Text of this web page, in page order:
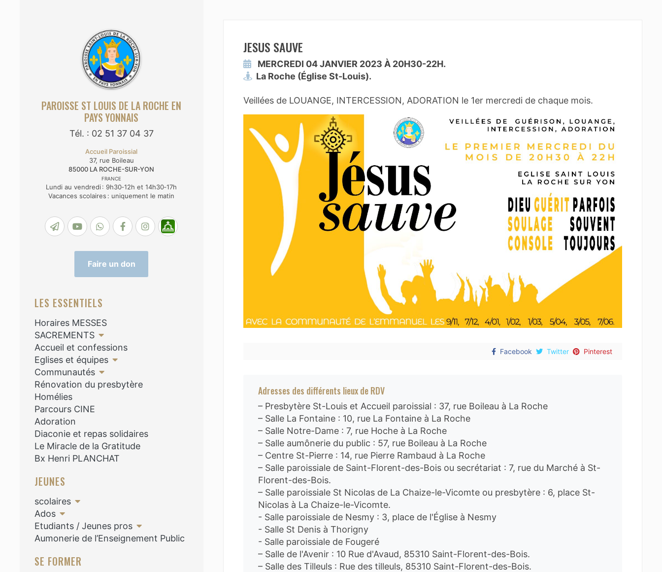
PAROISSE ST LOUIS DE LA ROCHE EN
PAYS YONNAIS
Tél. : 02 51 37 04 37
Accueil Paroissial
37, rue Boileau
85000 LA ROCHE-SUR-YON
FRANCE
Lundi au vendredi : 9h30‑12h et 14h30‑17h
Vacances scolaires : uniquement le matin
Faire un don
LES ESSENTIELS
Horaires MESSES
SACREMENTS
Accueil et confessions
Eglises et équipes
Communautés
Rénovation du presbytère
Homélies
Parcours CINE
Adoration
Diaconie et repas solidaires
Le Miracle de la Gratitude
Bx Henri PLANCHAT
JEUNES
scolaires
Ados
Etudiants / Jeunes pros
Aumonerie de l’Enseignement Public
SE FORMER
JESUS SAUVE
MERCREDI 04 JANVIER 2023 À 20H30-22H.
La Roche (Église St-Louis).
Veillées de LOUANGE, INTERCESSION, ADORATION le 1er mercredi de chaque mois.
Facebook Twitter Pinterest
Adresses des différents lieux de RDV
– Presbytère St-Louis et Accueil paroissial : 37, rue Boileau à La Roche
– Salle La Fontaine : 10, rue La Fontaine à La Roche
– Salle Notre-Dame : 7, rue Hoche à La Roche
– Salle aumônerie du public : 57, rue Boileau à La Roche
– Centre St-Pierre : 14, rue Pierre Rambaud à La Roche
– Salle paroissiale de Saint-Florent-des-Bois ou secrétariat : 7, rue du Marché à St-
Florent-des-Bois.
– Salle paroissiale St Nicolas de La Chaize-le-Vicomte ou presbytère : 6, place St-
Nicolas à La Chaize-le-Vicomte.
- Salle paroissiale de Nesmy : 3, place de l'Église à Nesmy
- Salle St Denis à Thorigny
- Salle paroissiale de Fougeré
– Salle de l'Avenir : 10 Rue d'Avaud, 85310 Saint-Florent-des-Bois.
– Salle des Tilleuls : Rue des tilleuls, 85310 Saint-Florent-des-Bois.